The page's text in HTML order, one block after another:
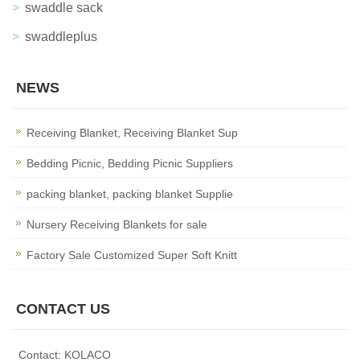
swaddle sack
swaddleplus
NEWS
Receiving Blanket, Receiving Blanket Sup
Bedding Picnic, Bedding Picnic Suppliers
packing blanket, packing blanket Supplie
Nursery Receiving Blankets for sale
Factory Sale Customized Super Soft Knitt
CONTACT US
Contact: KOLACO